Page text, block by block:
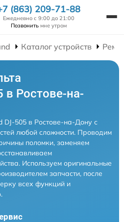
(863) 209-71-88
Ежедневно с 9:00 до 21:00
Позвонить мне утром
Каталог устройств
в Ростове-на-
DJ-505 в Ростове-на-Дону с
любой сложности. Проводим
поломки, заменяем
Используем оригинальные
запчасти, после
всех функций и